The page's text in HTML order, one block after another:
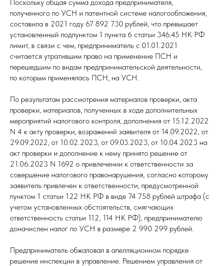
Поскольку общая сумма дохода предпринимателя,
полученного по УСН и патентной системе налогообложения,
составила в 2021 году 67 892 730 рублей, что превышает
установленный подпунктом 1 пункта 6 статьи 346.45 НК РФ
лимит, в связи с чем, предприниматель с 01.01.2021
считается утратившим право на применение ПСН и
перешедшим по видам предпринимательской деятельности,
по которым применялась ПСН, на УСН.
По результатам рассмотрения материалов проверки, акта
проверки, материалов, полученных в ходе дополнительных
мероприятий налогового контроля, дополнения от 15.12.2022
N 4 к акту проверки, возражений заявителя от 14.09.2022, от
29.09.2022, от 10.02.2023, от 09.03.2023, от 10.04.2023 на
акт проверки и дополнение к нему принято решение от
21.06.2023 N 1692 о привлечении к ответственности за
совершение налогового правонарушения, согласно которому
заявитель привлечен к ответственности, предусмотренной
пунктом 1 статьи 122 НК РФ в виде 74 758 рублей штрафа (с
учетом установленных обстоятельств, смягчающих
ответственность статьи 112, 114 НК РФ), предпринимателю
доначислен налог по УСН в размере 2 990 299 рублей.
Предприниматель обжаловал в апелляционном порядке
решение инспекции в управление. Решением управления от